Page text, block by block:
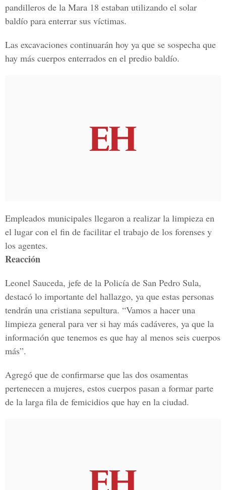
pandilleros de la Mara 18 estaban utilizando el solar
baldío para enterrar sus víctimas.
Las excavaciones continuarán hoy ya que se sospecha que
hay más cuerpos enterrados en el predio baldío.
Empleados municipales llegaron a realizar la limpieza en
el lugar con el fin de facilitar el trabajo de los forenses y
los agentes.
Reacción
Leonel Sauceda, jefe de la Policía de San Pedro Sula,
destacó lo importante del hallazgo, ya que estas personas
tendrán una cristiana sepultura. “Vamos a hacer una
limpieza general para ver si hay más cadáveres, ya que la
información que tenemos es que hay al menos seis cuerpos
más”.
Agregó que de confirmarse que las dos osamentas
pertenecen a mujeres, estos cuerpos pasan a formar parte
de la larga fila de femicidios que hay en la ciudad.